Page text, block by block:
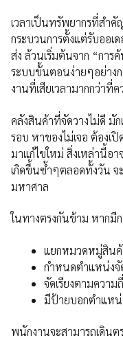
เวลาเป็นทรัพยากรที่สำ
กระบวนการตั้งแต่รับออเ
ส่ง ล้วนเริ่มต้นจาก “การ
ระบบขั้นตอนง่ายๆอย่าง
งานที่เสียเวลามากกว่าที่ค
คลังสินค้าที่จัดวางไม่ดี มั
รอบ หาของไม่เจอ ต้องเ
มาแก้ไขใหม่ สิ่งเหล่านี้อา
เกิดขึ้นซ้ำๆตลอดทั้งวัน จ
มหาศาล
ในทางตรงกันข้าม หากมี
แยกหมวดหมู่สินค้
กำหนดตำแหน่ง
จัดเรียงตามความ
มีป้ายบอกตำแห
พนักงานจะสามารถเดิน